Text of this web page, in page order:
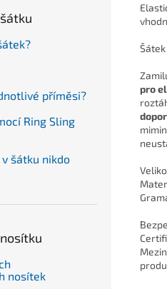
příměsi?
Ring Sling
v šátku nikdo
nosítek
pro